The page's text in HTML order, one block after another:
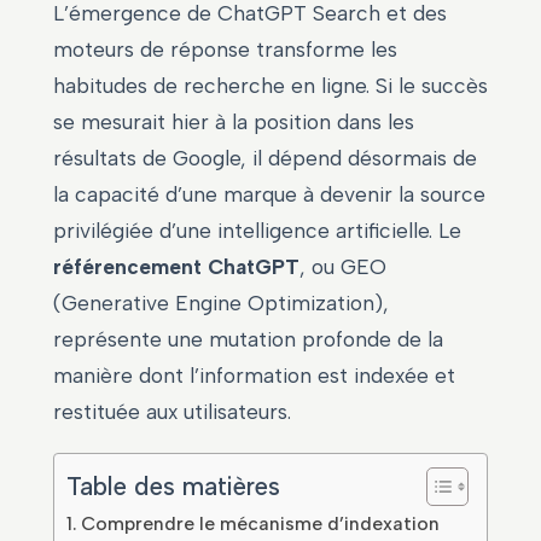
L’émergence de ChatGPT Search et des
moteurs de réponse transforme les
habitudes de recherche en ligne. Si le succès
se mesurait hier à la position dans les
résultats de Google, il dépend désormais de
la capacité d’une marque à devenir la source
privilégiée d’une intelligence artificielle. Le
référencement ChatGPT, ou GEO
(Generative Engine Optimization),
représente une mutation profonde de la
manière dont l’information est indexée et
restituée aux utilisateurs.
Table des matières
Comprendre le mécanisme d’indexation